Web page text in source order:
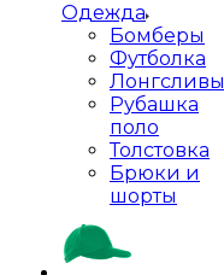
Одежда
Бомберы
Футболка
Лонгсливы
Рубашка
поло
Толстовка
Брюки и
шорты